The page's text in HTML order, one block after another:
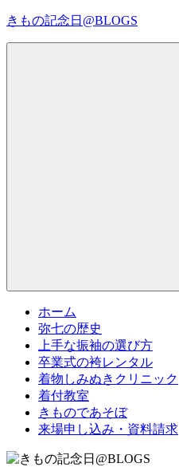
コ
きもの記念日@BLOGS
す。
ホーム
弥七の歴史
上手な振袖の選び方
卒業式の袴レンタル
着物しみぬきクリニック
着付教室
きものであそぼ
来場申し込み・資料請求